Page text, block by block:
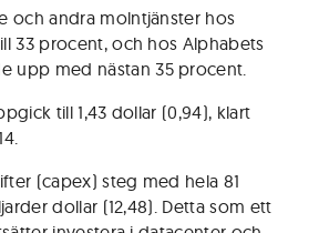
och andra molntjänster hos
33 procent, och hos Alphabets
upp med nästan 35 procent.
till 1,43 dollar (0,94), klart
(capex) steg med hela 81
dollar (12,48). Detta som ett